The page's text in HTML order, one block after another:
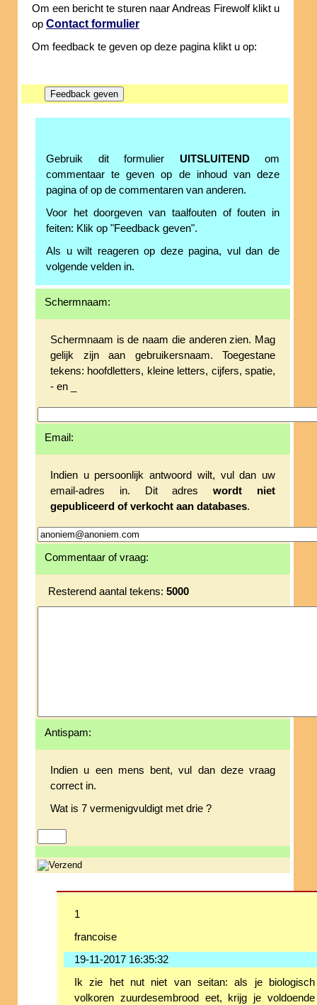
Om een bericht te sturen naar Andreas Firewolf klikt u
op Contact formulier
Om feedback te geven op deze pagina klikt u op:
Gebruik dit formulier UITSLUITENDom
commentaar te geven op de inhoud van deze
pagina of op de commentaren van anderen.
Voor het doorgeven van taalfouten of fouten in
feiten: Klik op "Feedback geven".
Als u wilt reageren op deze pagina, vul dan de
volgende velden in.
Schermnaam:
Schermnaam is de naam die anderen zien. Mag
gelijk zijn aan gebruikersnaam. Toegestane
tekens: hoofdletters, kleine letters, cijfers, spatie,
- en _
Email:
Indien u persoonlijk antwoord wilt, vul dan uw
email-adres in. Dit adreswordt niet
gepubliceerd of verkocht aan databases.
Commentaar of vraag:
Resterend aantal tekens: 5000
Antispam:
Indien u een mens bent, vul dan deze vraag
correct in.
Wat is 7 vermenigvuldigt met drie ?
1
francoise
19-11-2017 16:35:32
Ik zie het nut niet van seitan: als je biologisch
volkoren zuurdesembrood eet, krijg je voldoende